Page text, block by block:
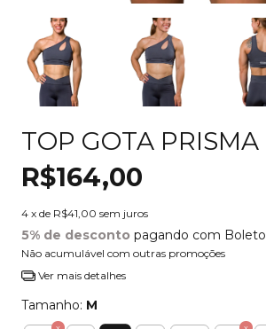
TOP GOTA PRISMA
R$164,00
4 x de R$41,00 sem juros
5% de desconto pagando com Boleto
Não acumulável com outras promoções
Ver mais detalhes
Tamanho: M